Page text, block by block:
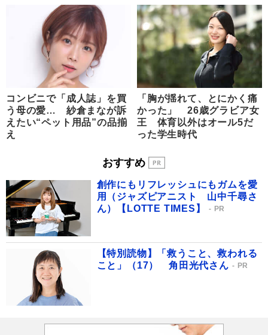
コンビニで「成人誌」を買
う母の愛… 紗倉まなが訴
えたい“ペット用品”の品揃
え
「胸が揺れて、とにかく痛
かった」 26歳グラビア女
王 体育以外はオール5だ
った学生時代
おすすめ
創作にもリフレッシュにもガムを愛
用（ジャズピアニスト 山中千尋さ
ん）【LOTTE TIMES】
PR
【特別読物】「救うこと、救われる
こと」（17） 角田光代さん
PR